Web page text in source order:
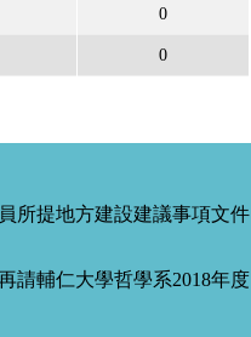
0
0
所提地方建設建議事項文件
請輔仁大學哲學系2018年度